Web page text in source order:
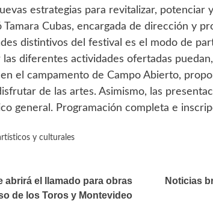
estrategias para revitalizar, potenciar
Tamara Cubas, encargada de dirección y
distintivos del festival es el modo de
las diferentes actividades ofertadas
el campamento de Campo Abierto,
de las artes. Asimismo, las
general. Programación completa e
y culturales
abrirá el llamado para obras
de los Toros y Montevideo
Noticias